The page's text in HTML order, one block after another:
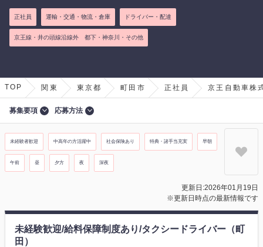
正社員 運輸・交通・物流・倉庫 ドライバー・配達
京王線・井の頭線沿線外 都下・神奈川・その他
TOP 関東 東京都 町田市 正社員 京王自動車株
募集要項 応募方法
未経験者歓迎 中高年の方活躍中 社会保険あり 特典・諸手当充実 早朝
午前 昼 夕方 夜 深夜
更新日:2026年01月19日
※更新日時点の最新情報です
未経験歓迎/給料保障制度あり/タクシードライバー（町
田）